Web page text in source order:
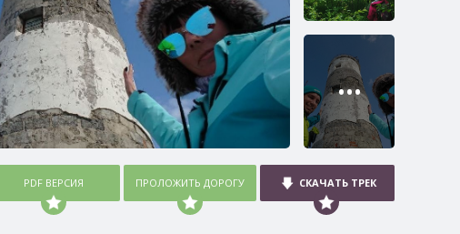
•••
PDF ВЕРСИЯ ПРОЛОЖИТЬ ДОРОГУ СКАЧАТЬ ТРЕК